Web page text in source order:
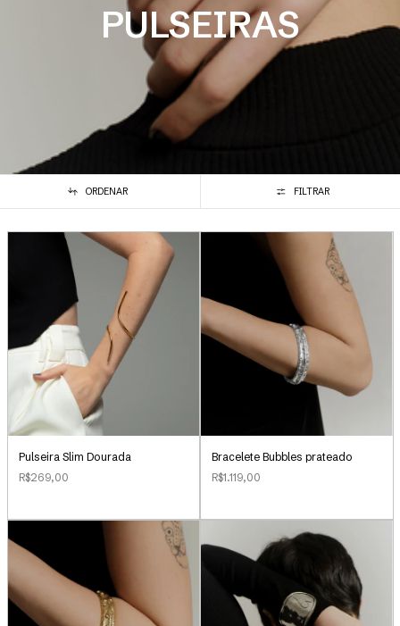
PULSEIRAS
ORDENAR FILTRAR
Pulseira Slim Dourada
R$269,00
Bracelete Bubbles prateado
R$1.119,00